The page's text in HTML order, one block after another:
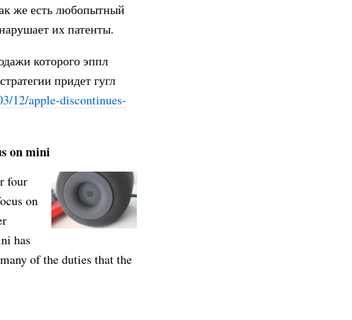
же есть любопытный
их патенты.
которого эппл
придет гугл
12/apple-discontinues-
on mini
four
on
has
of the duties that the